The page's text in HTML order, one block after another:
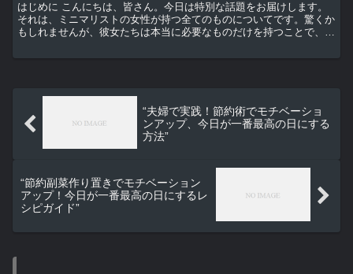
はじめに こんにちは、皆さん。今日は特別な話題をお届けします。
それは、ミニマリストの女性が持つ全てのものについてです。驚くか
もしれませんが、彼女たちは本当に必要なものだけを持つことで、毎
“夫婦で実践！節約術でモチベーショ
ンアップ、今日が一番最高の日にする
方法”
“節約副菜作り置きでモチベーション
アップ！今日が一番最高の日にするレ
シピガイド”